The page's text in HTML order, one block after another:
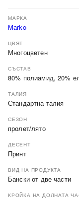
МАРКА
Marko
ЦВЯТ
Многоцветен
СЪСТАВ
80% полиамид, 20%
ТАЛИЯ
Стандартна талия
СЕЗОН
пролет/лято
ДЕСЕНТ
Принт
ВИД НА ПРОДУКТА
Бански от две части
КРОЙКА НА ДОЛНАТА